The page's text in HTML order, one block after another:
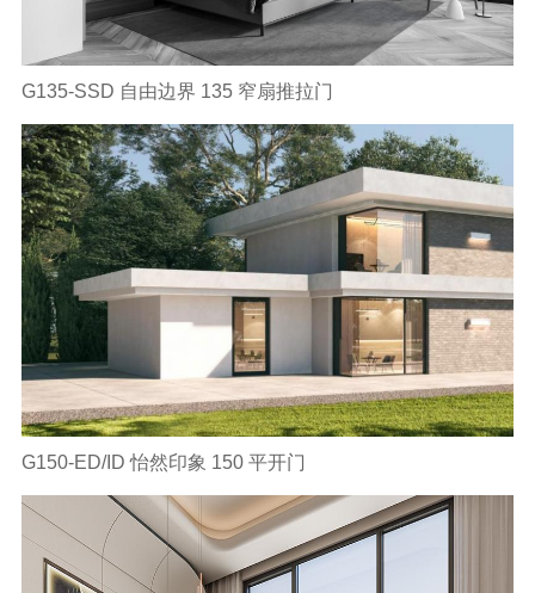
G135-SSD 自由边界 135 窄扇推拉门
G150-ED/ID 怡然印象 150 平开门